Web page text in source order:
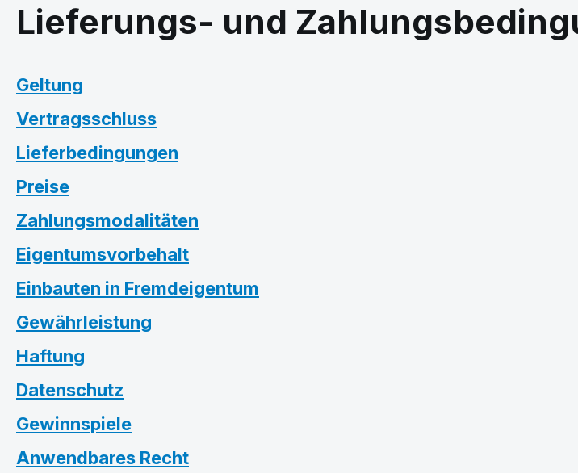
Lieferungs- und
Geltung
Vertragsschluss
Lieferbedingungen
Preise
Zahlungsmodalitäten
Eigentumsvorbehalt
Einbauten in Fremdeigentum
Gewährleistung
Haftung
Datenschutz
Gewinnspiele
Anwendbares Recht